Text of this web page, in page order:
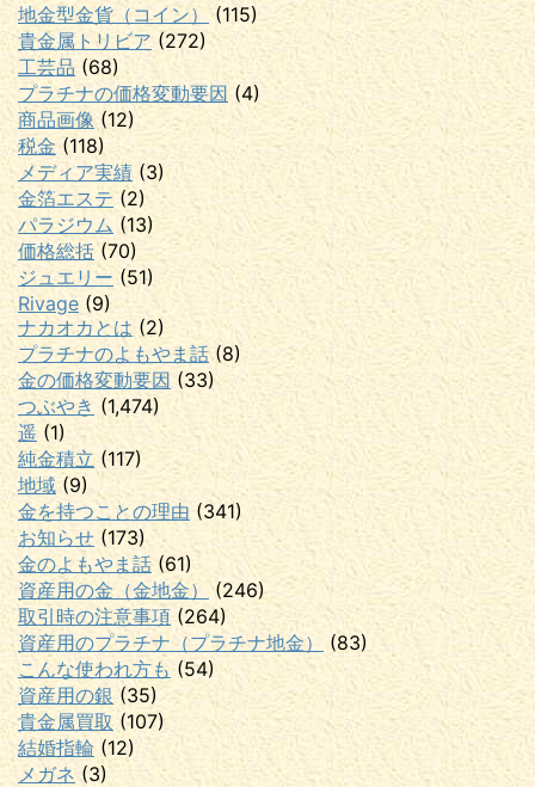
地金型金貨（コイン） (115)
貴金属トリビア (272)
工芸品 (68)
プラチナの価格変動要因 (4)
商品画像 (12)
税金 (118)
メディア実績 (3)
金箔エステ (2)
パラジウム (13)
価格総括(70)
ジュエリー (51)
Rivage (9)
ナカオカとは (2)
プラチナのよもやま話(8)
金の価格変動要因 (33)
つぶやき (1,474)
遥 (1)
純金積立 (117)
地域 (9)
金を持つことの理由 (341)
お知らせ (173)
金のよもやま話(61)
資産用の金（金地金）
(246)
取引時の注意事項 (264)
資産用のプラチナ（プラチナ地金）
(83)
こんな使われ方も (54)
資産用の銀 (35)
貴金属買取 (107)
結婚指輪 (12)
メガネ (3)